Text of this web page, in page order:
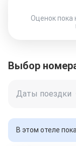
Оценок пока
Выбор
Даты поездки
В этом отеле